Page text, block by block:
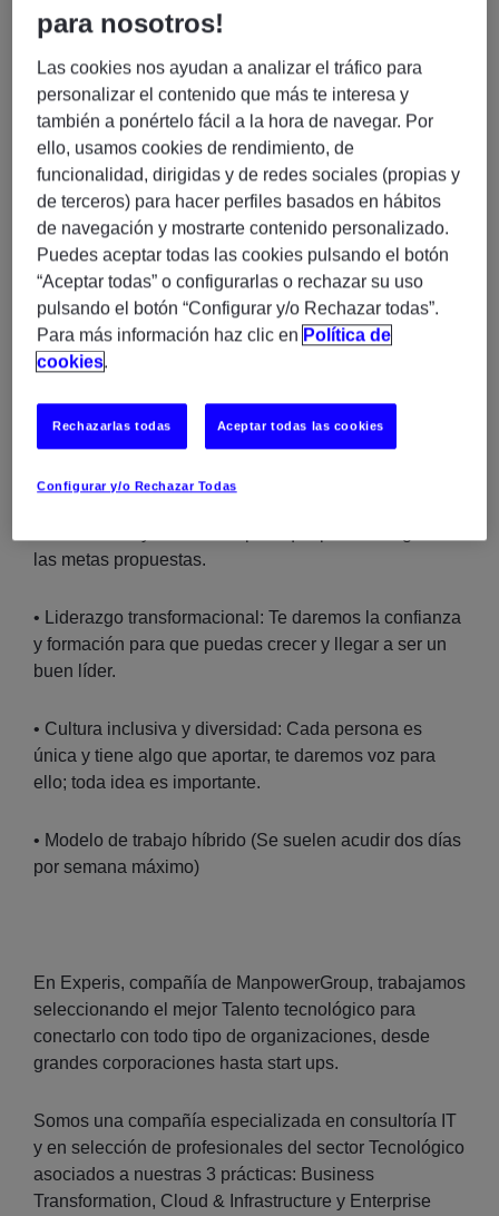
Requerimos:
Formación: Ingeniería / similar o FPII.
Inglés: B1+ / B2 mínimo
Al menos dos años de experiencia
Se ofrece:
• Aprendizaje continuo: Desarrollarás la mentalidad y
las habilidades para enfrentarte a nuevos retos.
las metas propuestas.
• Liderazgo transformacional: Te daremos la confianza
y formación para que puedas crecer y llegar a ser un
buen líder.
• Cultura inclusiva y diversidad: Cada persona es
única y tiene algo que aportar, te daremos voz para
ello; toda idea es importante.
• Modelo de trabajo híbrido (Se suelen acudir dos días
por semana máximo)
En Experis, compañía de ManpowerGroup, trabajamos
seleccionando el mejor Talento tecnológico para
conectarlo con todo tipo de organizaciones, desde
grandes corporaciones hasta start ups.
Somos una compañía especializada en consultoría IT
y en selección de profesionales del sector Tecnológico
asociados a nuestras 3 prácticas: Business
Transformation, Cloud & Infrastructure y Enterprise
para nosotros!
Las cookies nos ayudan a analizar el tráfico para
personalizar el contenido que más te interesa y
también a ponértelo fácil a la hora de navegar. Por
ello, usamos cookies de rendimiento, de
funcionalidad, dirigidas y de redes sociales (propias y
de terceros) para hacer perfiles basados en hábitos
de navegación y mostrarte contenido personalizado.
Puedes aceptar todas las cookies pulsando el botón
“Aceptar todas” o configurarlas o rechazar su uso
pulsando el botón “Configurar y/o Rechazar todas”.
Para más información haz clic en Política de
cookies.
Configurar y/o Rechazar Todas
Rechazarlas todas Aceptar todas las cookies